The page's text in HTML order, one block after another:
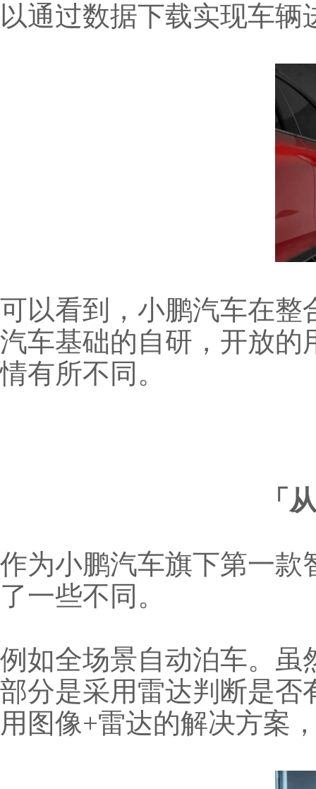
以通过数据下载实现车辆
可以看到，小鹏汽车在整
汽车基础的自研，开放的
情有所不同。
「
作为小鹏汽车旗下第一款
了一些不同。
例如全场景自动泊车。虽
部分是采用雷达判断是否
用图像+雷达的解决方案